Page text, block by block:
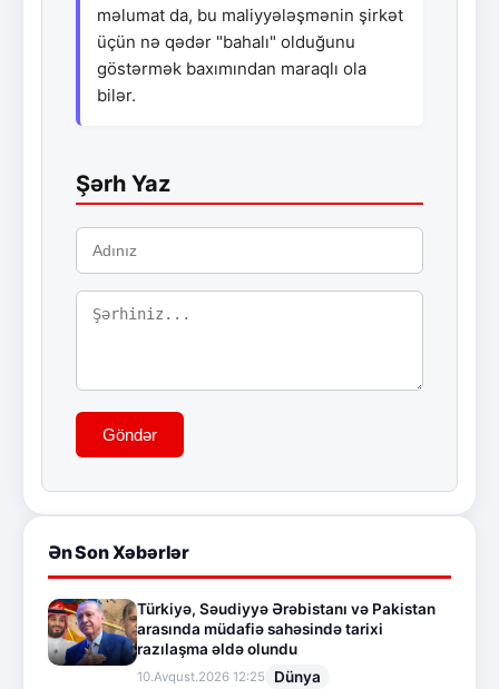
məlumat da, bu maliyyələşmənin şirkət
üçün nə qədər "bahalı" olduğunu
göstərmək baxımından maraqlı ola
bilər.
Şərh Yaz
Göndər
Ən Son Xəbərlər
Türkiyə, Səudiyyə Ərəbistanı və Pakistan
arasında müdafiə sahəsində tarixi
razılaşma əldə olundu
10.Avqust.2026 12:25 Dünya